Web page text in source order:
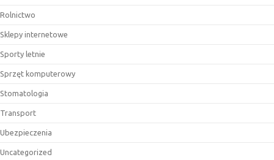
Rolnictwo
Sklepy internetowe
Sporty letnie
Sprzęt komputerowy
Stomatologia
Transport
Ubezpieczenia
Uncategorized